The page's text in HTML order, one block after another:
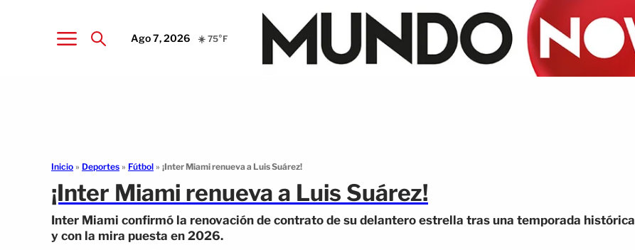
Ago 7, 2026 ☀️ 75°F
Inicio » Deportes » Fútbol » ¡Inter Miami renueva a Luis Suárez!
¡Inter Miami renueva a Luis Suárez!
Inter Miami confirmó la renovación de contrato de su delantero estrella tras una temporada histórica
y con la mira puesta en 2026.